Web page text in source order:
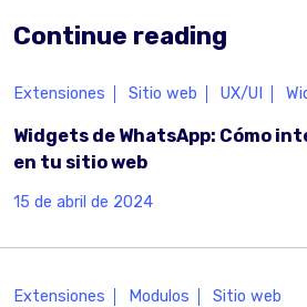
Continue reading
Extensiones Sitio web UX/UI
Widgets de WhatsApp: Cómo
en tu sitio web
15 de abril de 2024
Extensiones Modulos Sitio web